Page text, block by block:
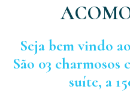
Seja bem vindo
São 03 charmosos
suíte, a